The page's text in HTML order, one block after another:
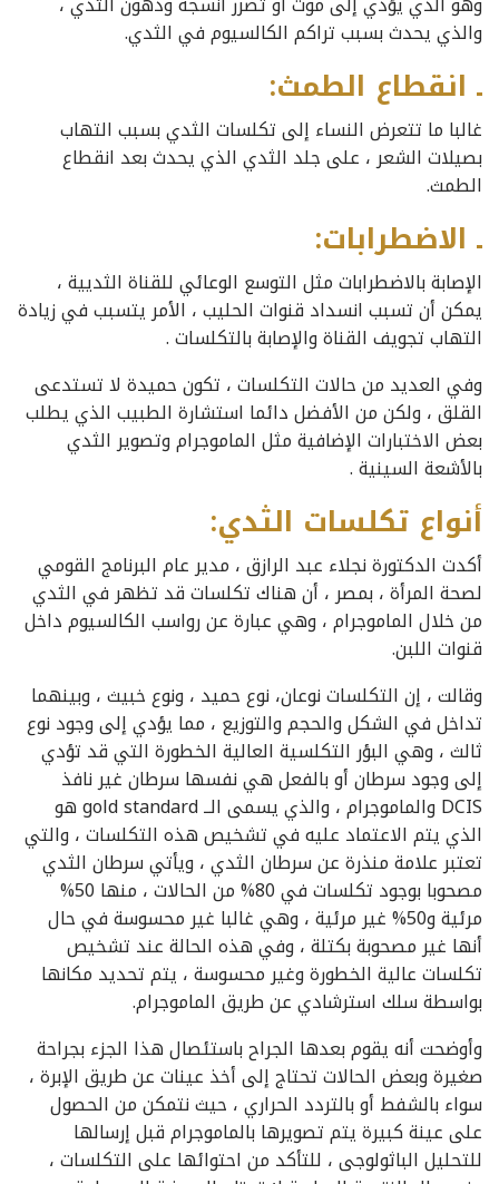
والذي يحدث بسبب تراكم الكالسيوم في الثدي.
ـ انقطاع الطمث:
غالبا ما تتعرض النساء إلى تكلسات الثدي بسبب التهاب
بصيلات الشعر ، على جلد الثدي الذي يحدث بعد انقطاع
الطمث.
ـ الاضطرابات:
الإصابة بالاضطرابات مثل التوسع الوعائي للقناة الثديية ،
يمكن أن تسبب انسداد قنوات الحليب ، الأمر يتسبب في زيادة
التهاب تجويف القناة والإصابة بالتكلسات .
وفي العديد من حالات التكلسات ، تكون حميدة لا تستدعى
القلق ، ولكن من الأفضل دائما استشارة الطبيب الذي يطلب
بعض الاختبارات الإضافية مثل الماموجرام وتصوير الثدي
بالأشعة السينية .
أنواع تكلسات الثدي:
أكدت الدكتورة نجلاء عبد الرازق ، مدير عام البرنامج القومي
لصحة المرأة ، بمصر ، أن هناك تكلسات قد تظهر في الثدي
من خلال الماموجرام ، وهي عبارة عن رواسب الكالسيوم داخل
قنوات اللبن.
وقالت ، إن التكلسات نوعان، نوع حميد ، ونوع خبيث ، وبينهما
تداخل في الشكل والحجم والتوزيع ، مما يؤدي إلى وجود نوع
ثالث ، وهي البؤر التكلسية العالية الخطورة التي قد تؤدي
إلى وجود سرطان أو بالفعل هي نفسها سرطان غير نافذ
DCIS والماموجرام ، والذي يسمى الــ gold standard هو
الذي يتم الاعتماد عليه في تشخيص هذه التكلسات ، والتي
تعتبر علامة منذرة عن سرطان الثدي ، ويأتي سرطان الثدي
مصحوبا بوجود تكلسات في 80% من الحالات ، منها 50%
مرئية و50% غير مرئية ، وهي غالبا غير محسوسة في حال
أنها غير مصحوبة بكتلة ، وفي هذه الحالة عند تشخيص
تكلسات عالية الخطورة وغير محسوسة ، يتم تحديد مكانها
بواسطة سلك استرشادي عن طريق الماموجرام.
وأوضحت أنه يقوم بعدها الجراح باستئصال هذا الجزء بجراحة
صغيرة وبعض الحالات تحتاج إلى أخذ عينات عن طريق الإبرة ،
سواء بالشفط أو بالتردد الحراري ، حيث نتمكن من الحصول
على عينة كبيرة يتم تصويرها بالماموجرام قبل إرسالها
للتحليل الباثولوجى ، للتأكد من احتوائها على التكلسات ،